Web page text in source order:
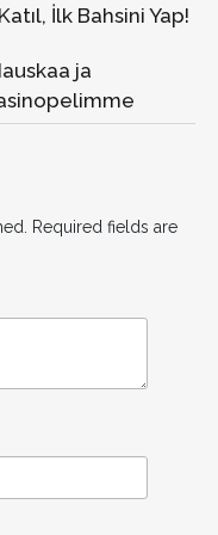
Post: İlk Bahsini Yap!
ja
Required fields are